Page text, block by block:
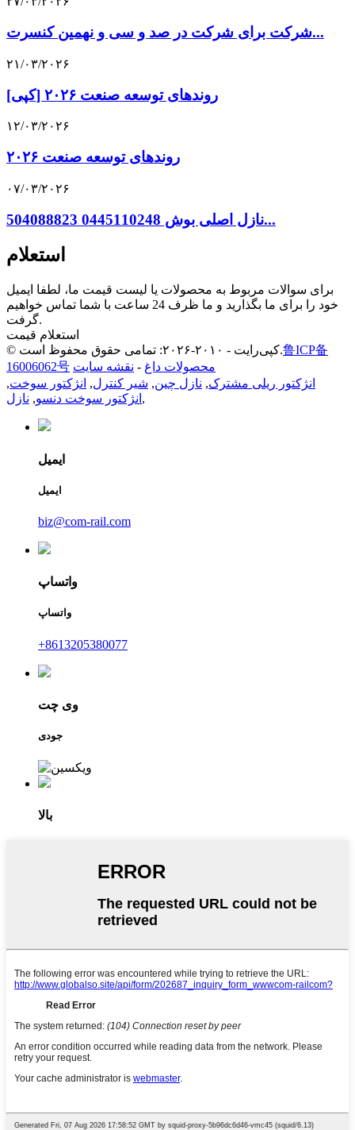
شرکت برای شرکت در صد و سی و نهمین کنسرت...
۲۱/۰۳/۲۰۲۶
[کپی] روندهای توسعه صنعت ۲۰۲۶
۱۲/۰۳/۲۰۲۶
روندهای توسعه صنعت ۲۰۲۶
۰۷/۰۳/۲۰۲۶
نازل اصلی بوش 0445110248 504088823...
استعلام
برای سوالات مربوط به محصولات یا لیست قیمت ما، لطفا ایمیل
خود را برای ما بگذارید و ما ظرف 24 ساعت با شما تماس خواهیم
گرفت.
استعلام قیمت
© کپی‌رایت - ۲۰۱۰-۲۰۲۶: تمامی حقوق محفوظ است.鲁ICP备
16006062号
محصولات داغ - نقشه سایت
انژکتور ریلی مشترک, نازل چین, شیر کنترل, انژکتور سوخت,
انژکتور سوخت دنسو, نازل ,
ایمیل
ایمیل
biz@com-rail.com
واتساپ
واتساپ
‎+8613205380077‎
وی چت
جودی
بالا